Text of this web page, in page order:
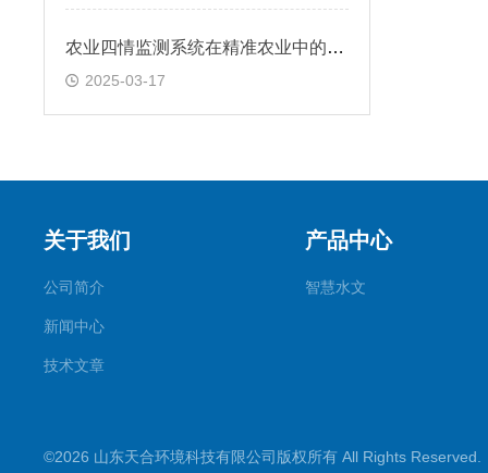
农业四情监测系统在精准农业中的应用前景
2025-03-17
关于我们
公司简介
新闻中心
技术文章
产品中心
智慧水文
©2026 山东天合环境科技有限公司版权所有 All Rights